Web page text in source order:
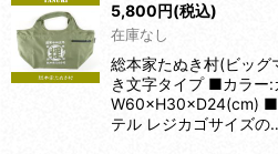
5,800円(税込)
在庫なし
総本家たぬき村(ビッグ
き文字タイプ ■カラー
W60×H30×D24(cm)
テル レジカゴサイズの